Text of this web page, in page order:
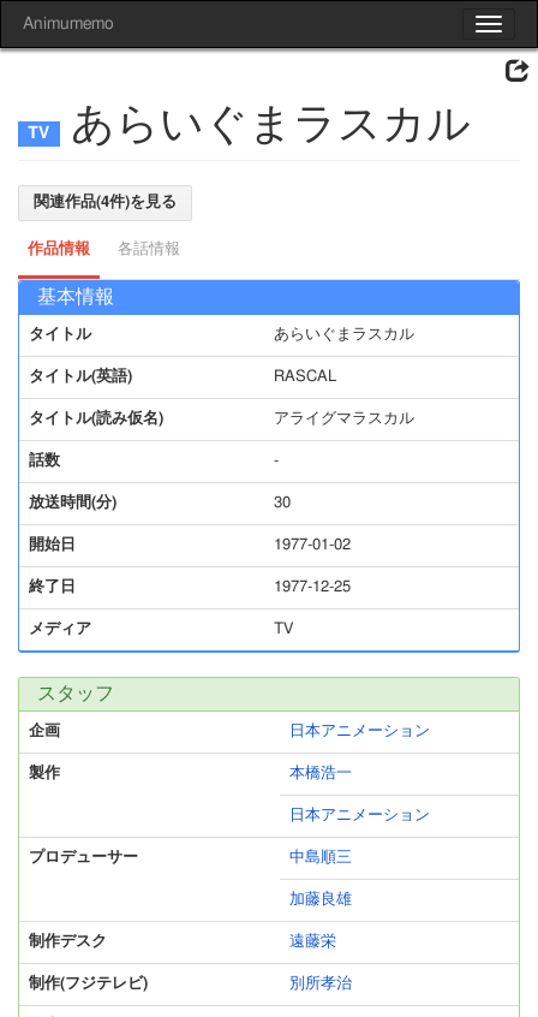
Toggle
Animumemo
あらいぐまラスカル
関連作品(4件)を見る
作品情報 各話情報
基本情報
タイトル あらいぐまラスカル
タイトル(英語) RASCAL
タイトル(読み仮名) アライグマラスカル
話数 -
放送時間(分) 30
開始日 1977-01-02
終了日 1977-12-25
メディア TV
スタッフ
企画 日本アニメーション
製作 本橋浩一
日本アニメーション
プロデューサー 中島順三
加藤良雄
制作デスク 遠藤栄
制作(フジテレビ) 別所孝治